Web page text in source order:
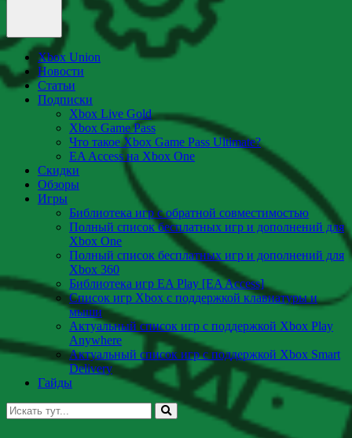
Xbox Union
Новости
Статьи
Подписки
Xbox Live Gold
Xbox Game Pass
Что такое Xbox Game Pass Ultimate?
EA Access на Xbox One
Скидки
Обзоры
Игры
Библиотека игр с обратной совместимостью
Полный список бесплатных игр и дополнений для
Xbox One
Полный список бесплатных игр и дополнений для
Xbox 360
Библиотека игр EA Play [EA Access]
Список игр Xbox c поддержкой клавиатуры и
мыши
Актуальный список игр с поддержкой Xbox Play
Anywhere
Актуальный список игр с поддержкой Xbox Smart
Delivery
Гайды
Искать: